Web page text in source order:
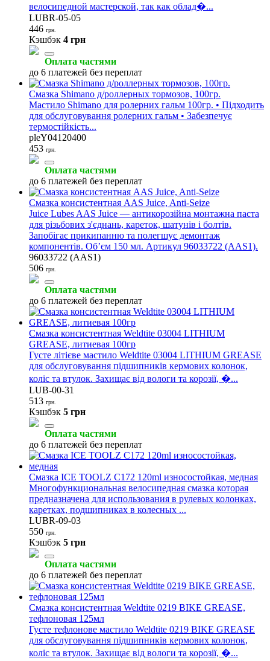
велосипедной мастерской, так как облад�...
LUBR-05-05
446 грн.
Кэшбэк 4 грн
Оплата частями
до 6 платежей без переплат
Смазка Shimano д/роллерных тормозов, 100гр.
Мастило Shimano для ролерних гальм 100гр. • Підходить
для обслуговування ролерних гальм • Забезпечує
термостійкість...
pleY04120400
453 грн.
Оплата частями
до 6 платежей без переплат
Смазка консистентная AAS Juice, Anti-Seize
Juice Lubes AAS Juice — антикорозійна монтажна паста
для різьбових з'єднань, кареток, шатунів і болтів.
Запобігає прикипанню та полегшує демонтаж
компонентів. Обʼєм 150 мл. Артикул 96033722 (AAS1).
96033722 (AAS1)
506 грн.
Оплата частями
до 6 платежей без переплат
Смазка консистентная Weldtite 03004 LITHIUM
GREASE, литиевая 100гр
Густе літієве мастило Weldtite 03004 LITHIUM GREASE
для обслуговування підшипників кермових колонок,
коліс та втулок. Захищає від вологи та корозії, �...
LUB-00-31
513 грн.
Кэшбэк 5 грн
Оплата частями
до 6 платежей без переплат
Смазка ICE TOOLZ C172 120ml износостойкая, медная
Многофункциональная велосипедная смазка которая
предназначена для использования в рулевых колонках,
каретках, подшипниках в колесных ...
LUBR-09-03
550 грн.
Кэшбэк 5 грн
Оплата частями
до 6 платежей без переплат
Смазка консистентная Weldtite 0219 BIKE GREASE,
тефлоновая 125мл
Густе тефлонове мастило Weldtite 0219 BIKE GREASE
для обслуговування підшипників кермових колонок,
коліс та втулок. Захищає від вологи та корозії, �...